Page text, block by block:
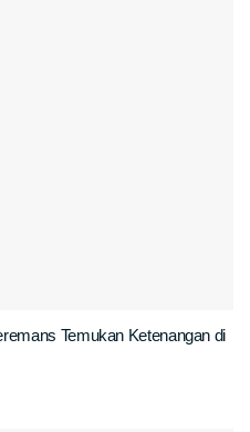
Temukan Ketenangan di